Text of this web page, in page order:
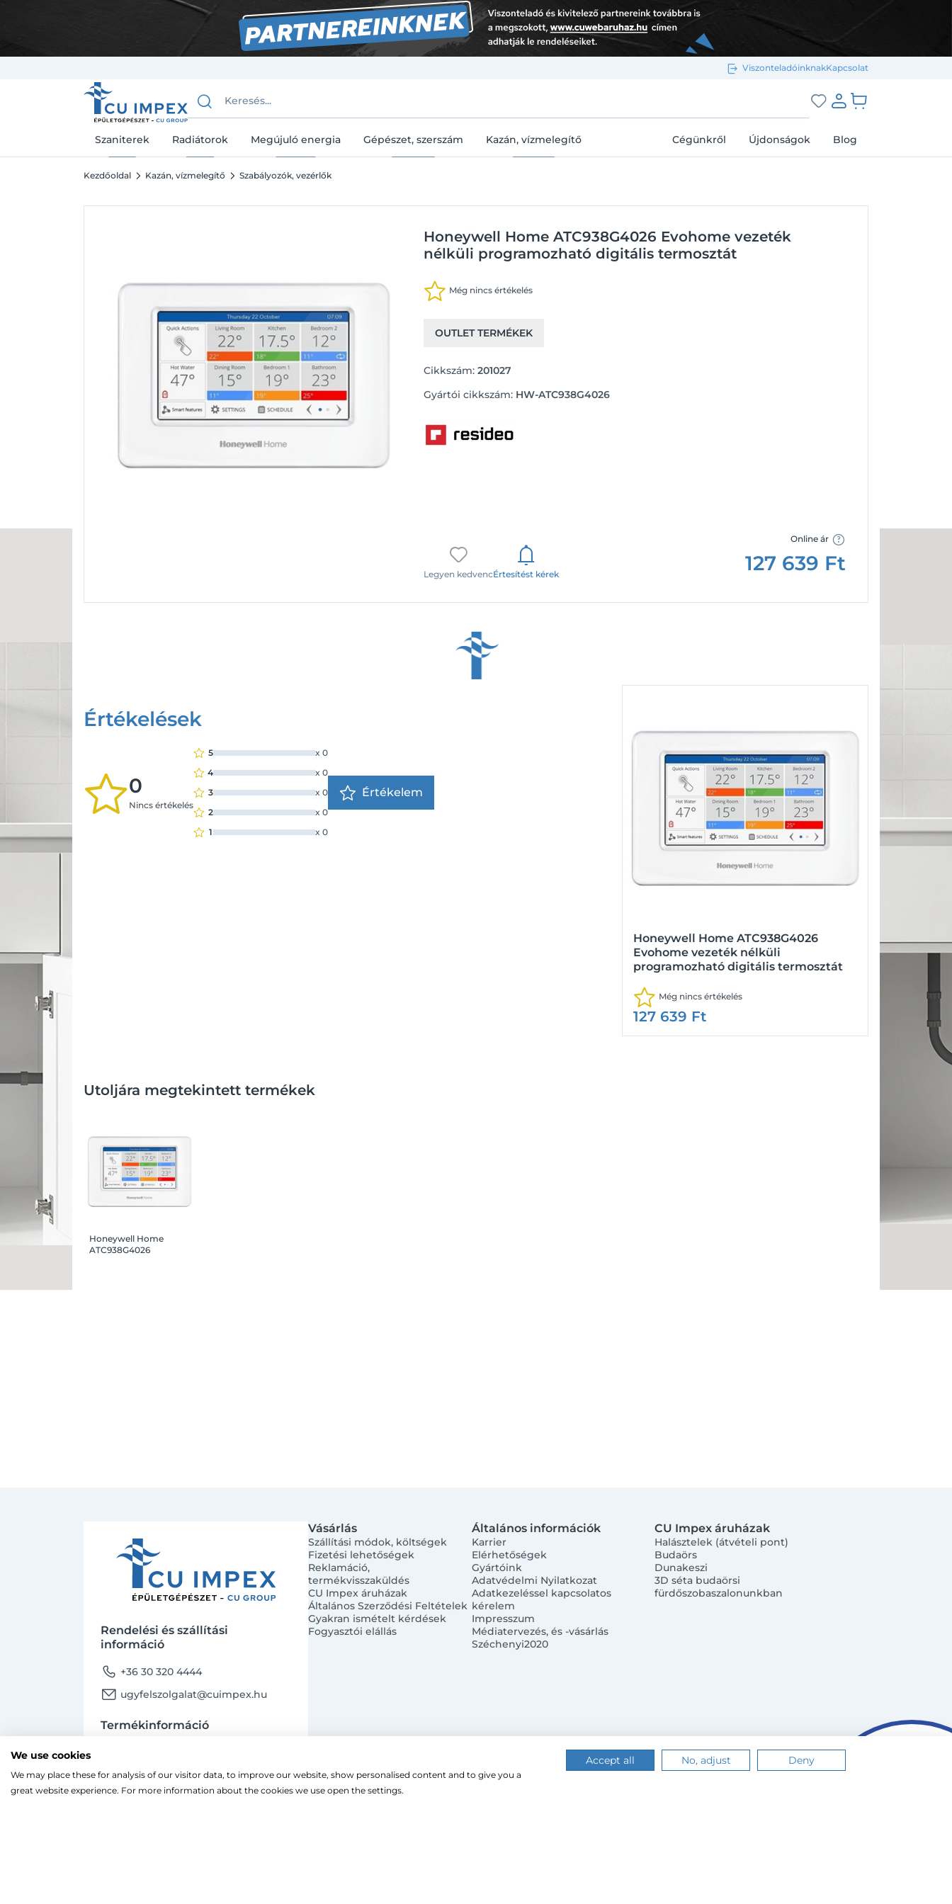
ViszonteladóinknakKapcsolat
Bejelentkezés e-mail-címmel
Bejelentkezés
Szaniterek Radiátorok Megújuló energia Gépészet, szerszám Kazán, vízmelegítő Cégünkről Újdonságok Blog
Kezdőoldal Kazán, vízmelegítő Szabályozók, vezérlők
Honeywell Home ATC938G4026 Evohome vezeték
nélküli programozható digitális termosztát
Még nincs értékelés
OUTLET TERMÉKEK
Cikkszám: 201027
Gyártói cikkszám: HW-ATC938G4026
Legyen kedvencÉrtesítést kérek
Online ár
127 639 Ft
Honeywell Home ATC938G4026
Evohome vezeték nélküli
programozható digitális termosztát
Még nincs értékelés
127 639 Ft
Értékelések
0
Nincs értékelés
5 x 0
4
x 0
3
x 0
2
x 0
1
x 0
Értékelem
Utoljára megtekintett termékek
Honeywell Home
ATC938G4026
Rendelési és szállítási
információ
phone +36 30 320 4444
email ugyfelszolgalat@cuimpex.hu
Termékinformáció
email ugyfelszolgalat@cuimpex.hu
Vásárlás
Szállítási módok, költségek
Fizetési lehetőségek
Reklamáció,
termékvisszaküldés
CU Impex áruházak
Általános Szerződési Feltételek
Gyakran ismételt kérdések
Fogyasztói elállás
Általános információk
Karrier
Elérhetőségek
Gyártóink
Adatvédelmi Nyilatkozat
Adatkezeléssel kapcsolatos
kérelem
Impresszum
Médiatervezés, és -vásárlás
Széchenyi2020
CU Impex áruházak
Halásztelek (átvételi pont)
Budaörs
Dunakeszi
3D séta budaörsi
fürdőszobaszalonunkban
Ahogy a legtöbb weboldal, a miénk is sütiket (cookie-kat) használ a nagyobb felhasználói élmény érdekében.
A böngészés folytatásával hozzájárulsz a sütik használatához.
We use cookies
We may place these for analysis of our visitor data, to improve our website, show personalised content and to give you a
great website experience. For more information about the cookies we use open the settings.
Accept all No, adjust Deny